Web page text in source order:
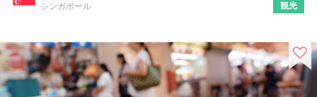
シンガポール 観光